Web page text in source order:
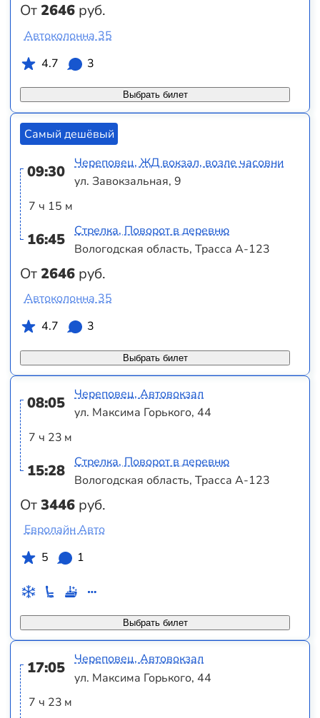
От2646 руб.
Выбрать билет
Автоколонна 35
4.7
3
Самый дешёвый
09:30
7 ч 15 м
16:45
От2646 руб.
Череповец, ЖД вокзал, возле часовни
ул. Завокзальная, 9
Стрелка, Поворот в деревню
Вологодская область, Трасса А-123
Выбрать билет
Автоколонна 35
4.7
3
08:05
7 ч 23 м
15:28
От3446 руб.
Череповец, Автовокзал
ул. Максима Горького, 44
Стрелка, Поворот в деревню
Вологодская область, Трасса А-123
Выбрать билет
Евролайн Авто
5
1
17:05
7 ч 23 м
Череповец, Автовокзал
ул. Максима Горького, 44